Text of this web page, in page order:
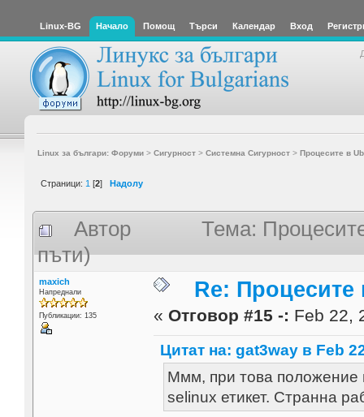
Linux-BG Начало Помощ Търси Календар Вход
Linux за българи: Форуми> Сигурност> Системна Сигурност> Процесите в
Страници: 1 [2] Надолу
Автор
Тема:
пъти)
maxich
Напреднали
Публикации: 135
Re:
« Отговор #15 -: Feb 22,
Цитат на: gat3way в Feb
Ммм, при това положение
selinux етикет. Странна